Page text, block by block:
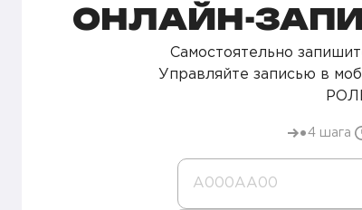
ОНЛАЙН-
Самостоятельно
Управляйте записью в
4 шага
А000AA00